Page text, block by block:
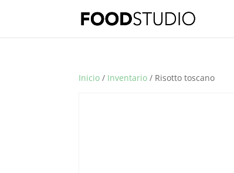
Inicio / Inventario / Risotto toscano